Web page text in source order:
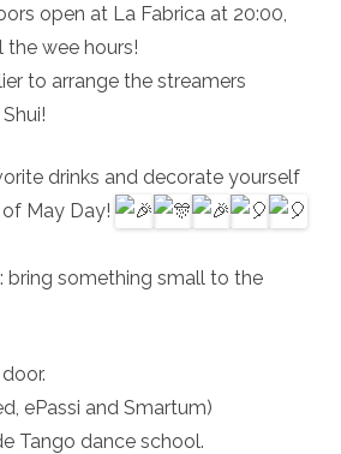
open at La Fabrica at 20:00,
the wee hours!
to arrange the streamers
drinks and decorate yourself
May Day!
bring something small to the
ePassi and Smartum)
Tango dance school.